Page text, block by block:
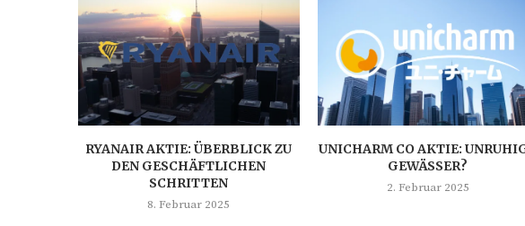
RYANAIR AKTIE: ÜBERBLICK ZU
DEN GESCHÄFTLICHEN
SCHRITTEN
8. Februar 2025
UNICHARM CO AKTIE:
GEWÄSSER?
2. Februar 2025